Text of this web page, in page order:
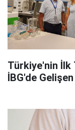
Türkiye'nin İlk
İBG'de